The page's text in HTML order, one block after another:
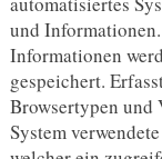
und
Informationen
gespeichert.
Browsertypen und
System